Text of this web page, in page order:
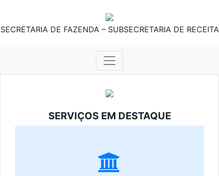
SECRETARIA DE FAZENDA – SUBSECRETARIA DE RECEITA
SERVIÇOS EM DESTAQUE